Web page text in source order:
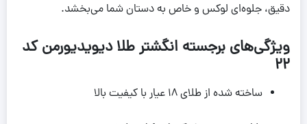
دقیق، جلوه‌ای لوکس و خاص به دستان شما می‌بخشد.
ویژگی‌های برجسته انگشتر طلا دیویدیورمن کد
22
ساخته شده از طلای ۱۸ عیار با کیفیت بالا